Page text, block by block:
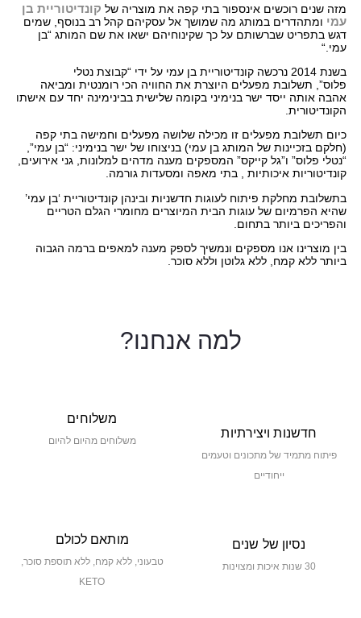
מזה שנים רוכשים אינספור בתי קפה את מוצריה של קונדיטוריית בן
עמי ומתהדרים במותג מה שמושך אל עסקיהם קהל רב בנוסף, שמים
דגש בתפריט שברשותם על כך שקינוחיהם ישאו את שם המותג “בן
עמי “.
בשנת 2014 נרכשה קונדיטוריית בן עמי על ידי “קבוצת נטלי
פלוס”, תשלובת מפעלים היוצרת את החוויה הכי רומנטית ומביאה
אהבה אותה ייסד ישר בנימיני בקומה שלישית בבינימינה יחד עם אישתו
הקונדיטורית.
כיום תשלובת מפעלים זו מכילה שלושה מפעלים וחמישה בתי קפה
(חלקם בזכיינות של המותג בן עמי) בניצוחו של ישר בנימיני: “בן עמי”,
“נטלי פלוס” ו”גל קייקס” המספקים מענה מדהים למלונות, גני אירועים,
קונדיטוריות איכותיות , בתי מאפה ומסעדות גורמה.
בתשלובת מחלקת פיתוח לעוגות חדשניות ובינהן קונדיטוריית ‘בן עמי’
שהיא הפרמיום של עוגות הבית המיוצרים מחומרי הגלם הטריים
והפריכים ביותר בתחום
בין מוצרינו אנו מספקים ונמשיך לספק מענה למאפים ברמה הגבוה
ביותר ללא קמח, ללא גלוטן וללא סוכר.
למה אנחנו?
חדשנות ויצירתיות
פיתוח מתמיד של מתכונים וטעמים
ייחודיים
משלוחים
משלוחים מהיום להיום
נסיון של שנים
30 שנות איכות ומצוינות
מותאם לכולם
טבעוני, ללא קמח, ללא תוספת סוכר,
KETO